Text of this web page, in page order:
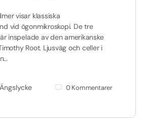
visar klassiska
vid ögonmikroskopi. De tre
inspelade av den amerikanske
Root. Ljusväg och celler i
0Kommentarer